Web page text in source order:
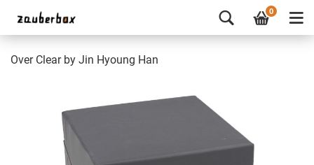
0
Over Clear by Jin Hyoung Han